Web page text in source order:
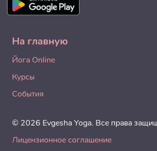
На главную
Йога Online
Курсы
События
© 2026 Evgesha Yoga. Все права
Лицензионное соглашение